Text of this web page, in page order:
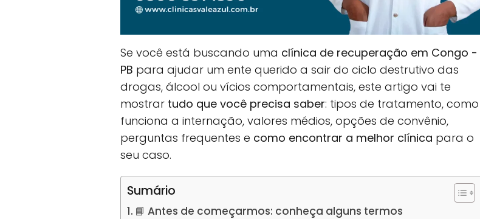
Se você está buscando uma clínica de recuperação em Congo -
PB para ajudar um ente querido a sair do ciclo destrutivo das
drogas, álcool ou vícios comportamentais, este artigo vai te
mostrar tudo que você precisa saber: tipos de tratamento, como
funciona a internação, valores médios, opções de convênio,
perguntas frequentes e como encontrar a melhor clínica para o
seu caso.
Sumário
📘 Antes de começarmos: conheça alguns termos